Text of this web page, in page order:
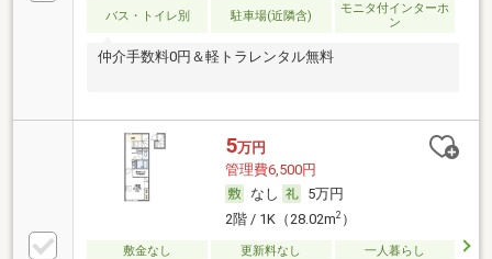
バス・トイレ別 駐車場(近隣含)
モニタ付インターホ
ン
仲介手数料0円＆軽トラレンタル無料
5万円
管理費6,500円
なし
5万円
2階 / 1K（28.02m2）
敷金なし 更新料なし
一人暮らし